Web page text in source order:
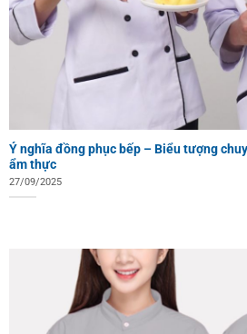
Ý nghĩa đồng phục bếp – Biểu tượng
ẩm thực
27/09/2025